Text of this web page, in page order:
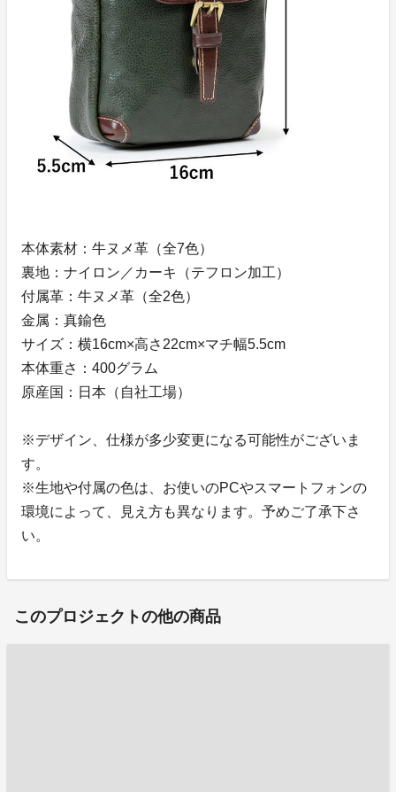
本体素材：牛ヌメ革（全7色）
裏地：ナイロン／カーキ（テフロン加工）
付属革：牛ヌメ革（全2色）
金属：真鍮色
サイズ：横16cm×高さ22cm×マチ幅5.5cm
本体重さ：400グラム
原産国：日本（自社工場）
※デザイン、仕様が多少変更になる可能性がございま
す。
※生地や付属の色は、お使いのPCやスマートフォンの
環境によって、見え方も異なります。予めご了承下さ
い。
このプロジェクトの他の商品